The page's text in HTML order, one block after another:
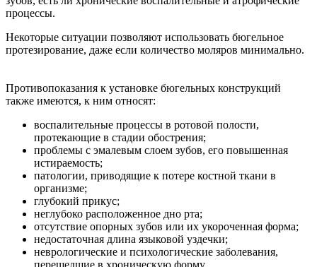
процессы.
Некоторые ситуации позволяют использовать бюгельное
протезирование, даже если количество моляров минимально.
Противопоказания к установке бюгельных конструкций
также имеются, к ним относят:
воспалительные процессы в ротовой полости,
протекающие в стадии обострения;
проблемы с эмалевым слоем зубов, его повышенная
истираемость;
патологии, приводящие к потере костной ткани в
организме;
глубокий прикус;
неглубоко расположенное дно рта;
отсутствие опорных зубов или их укороченная форма;
недостаточная длина языковой уздечки;
неврологические и психологические заболевания,
перешедшие в хроническую форму.